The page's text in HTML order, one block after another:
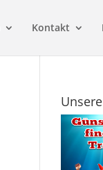
Kontakt